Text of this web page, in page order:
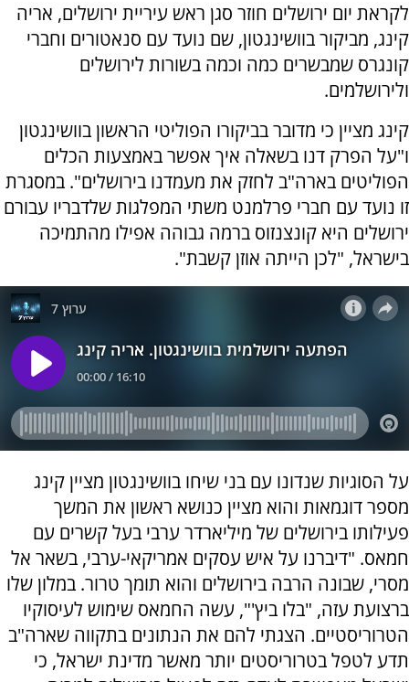
לקראת יום ירושלים חוזר סגן ראש עיריית ירושלים, אריה
קינג, מביקור בוושינגטון, שם נועד עם סנאטורים וחברי
קונגרס שמבשרים כמה וכמה בשורות לירושלים
ולירושלמים.
קינג מציין כי מדובר בביקורו הפוליטי הראשון בוושינגטון
ו"על הפרק דנו בשאלה איך אפשר באמצעות הכלים
הפוליטים בארה"ב לחזק את מעמדנו בירושלים". במסגרת
זו נועד עם חברי פרלמנט משתי המפלגות שלדבריו עבורם
ירושלים היא קונצנזוס ברמה גבוהה אפילו מהתמיכה
בישראל, "לכן הייתה אוזן קשבת".
על הסוגיות שנדונו עם בני שיחו בוושינגטון מציין קינג
מספר דוגמאות והוא מציין כנושא ראשון את המשך
פעילותו בירושלים של מיליארדר ערבי בעל קשרים עם
חמאס. "דיברנו על איש עסקים אמריקאי-ערבי, בשאר אל
מסרי, שבונה הרבה בירושלים והוא תומך טרור. במלון שלו
ברצועת עזה, "בלו ביץ'", עשה החמאס שימוש לעיסוקיו
הטרוריסטיים. הצגתי להם את הנתונים בתקווה שארה"ב
תדע לטפל בטרוריסטים יותר מאשר מדינת ישראל, כי